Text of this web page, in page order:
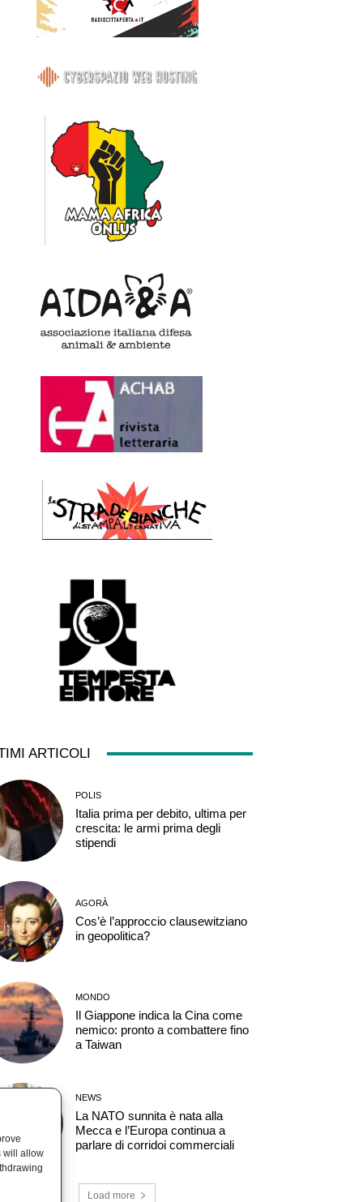
will allow
ARTICOLI
POLIS
Italia prima per debito, ultima per
crescita: le armi prima degli
stipendi
AGORÀ
Cos’è l’approccio clausewitziano
in geopolitica?
MONDO
Il Giappone indica la Cina come
nemico: pronto a combattere fino
a Taiwan
NEWS
La NATO sunnita è nata alla
Mecca e l’Europa continua a
parlare di corridoi commerciali
Load more